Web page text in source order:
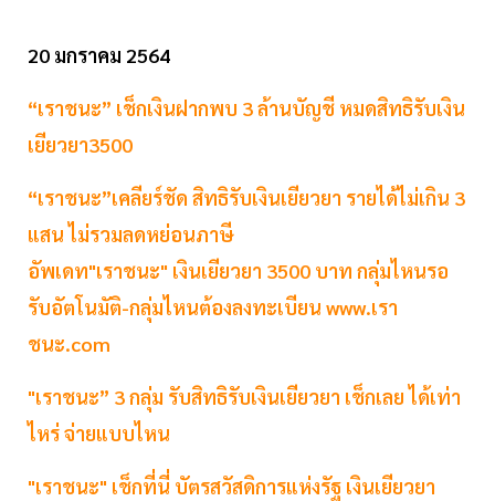
20 มกราคม 2564
“เราชนะ” เช็กเงินฝากพบ 3 ล้านบัญชี หมดสิทธิรับเงิน
เยียวยา3500
“เราชนะ”เคลียร์ชัด สิทธิรับเงินเยียวยา รายได้ไม่เกิน 3
แสน ไม่รวมลดหย่อนภาษี
อัพเดท"เราชนะ" เงินเยียวยา 3500 บาท กลุ่มไหนรอ
รับอัตโนมัติ-กลุ่มไหนต้องลงทะเบียน www.เรา
ชนะ.com
"เราชนะ” 3 กลุ่ม รับสิทธิรับเงินเยียวยา เช็กเลย ได้เท่า
ไหร่ จ่ายแบบไหน
"เราชนะ" เช็กที่นี่ บัตรสวัสดิการแห่งรัฐ เงินเยียวยา